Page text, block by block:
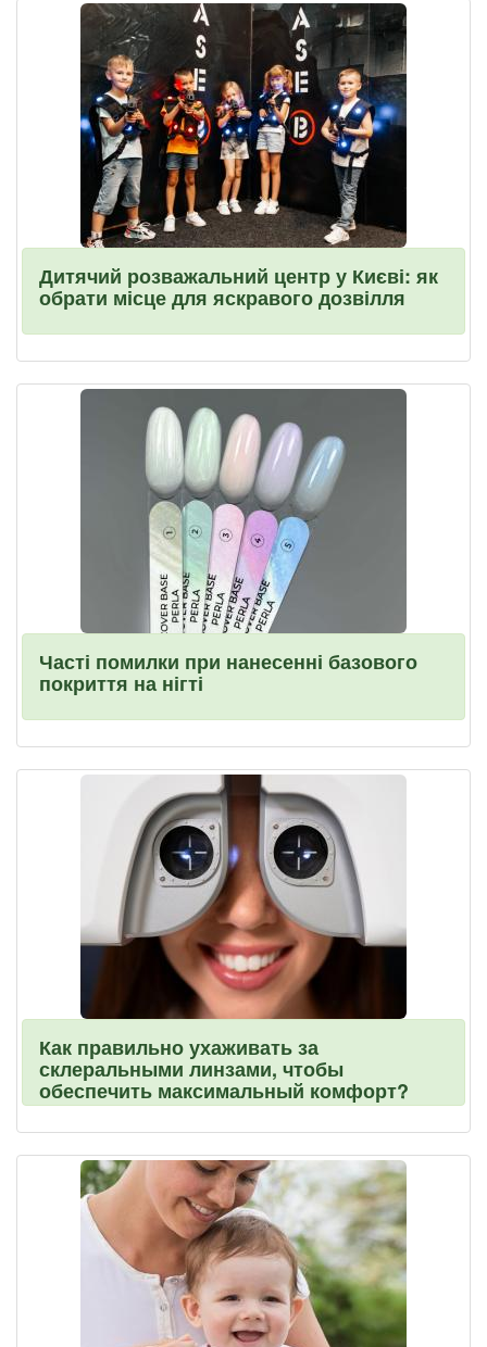
Дитячий розважальний центр у Києві: як
обрати місце для яскравого дозвілля
Часті помилки при нанесенні базового
покриття на нігті
Как правильно ухаживать за
склеральными линзами, чтобы
обеспечить максимальный комфорт?